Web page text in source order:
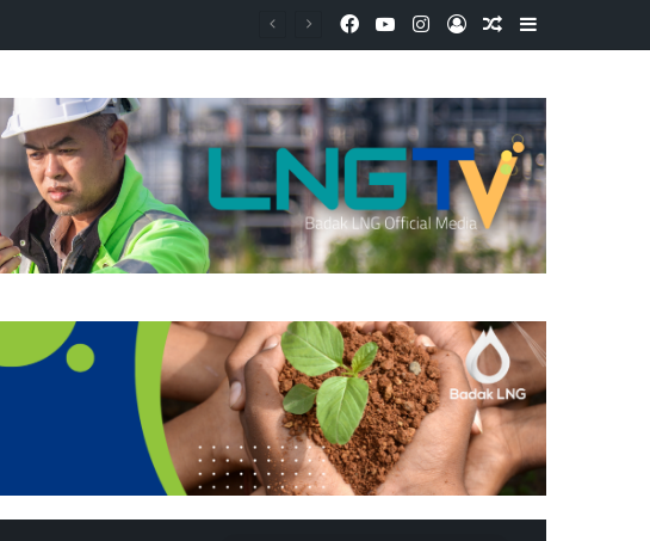
Facebook
YouTubeInstagram
Log InRandom Article
Sidebar